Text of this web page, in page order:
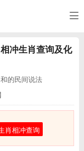
冲生肖查询及化
的民间说法
肖相冲查询